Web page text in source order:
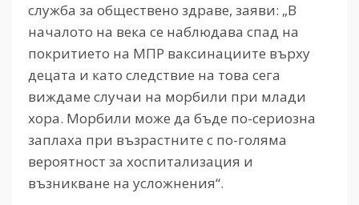
служба за обществено здраве, заяви: „В
началото на века се наблюдава спад на
покритието на МПР ваксинациите върху
децата и като следствие на това сега
виждаме случаи на морбили при млади
хора. Морбили може да бъде по-сериозна
заплаха при възрастните с по-голяма
вероятност за хоспитализация и
възникване на усложнения“.